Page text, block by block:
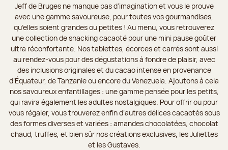
Jeff de Bruges ne manque pas d’imagination et vous le prouve
avec une gamme savoureuse, pour toutes vos gourmandises,
qu’elles soient grandes ou petites ! Au menu, vous retrouverez
une collection de snacking cacaoté pour une mini pause goûter
ultra réconfortante. Nos tablettes, écorces et carrés sont aussi
au rendez-vous pour des dégustations à fondre de plaisir, avec
des inclusions originales et du cacao intense en provenance
d’Équateur, de Tanzanie ou encore du Venezuela. Ajoutons à cela
nos savoureux enfantillages : une gamme pensée pour les petits,
qui ravira également les adultes nostalgiques. Pour offrir ou pour
vous régaler, vous trouverez enfin d’autres délices cacaotés sous
des formes diverses et variées : amandes chocolatées, chocolat
chaud, truffes, et bien sûr nos créations exclusives, les Juliettes
et les Gustaves.